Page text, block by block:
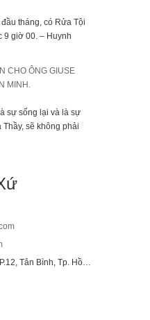
tháng, có Rửa Tội
9 giờ 00. – Huynh
CHO ÔNG GIUSE
MINH.
sự sống lại và là sự
Thầy, sẽ không phải
Bình, Tp. Hồ Chí Minh